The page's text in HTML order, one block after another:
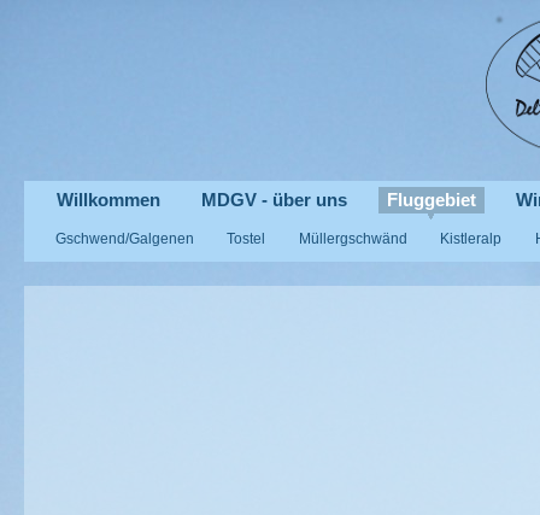
Willkommen MDGV - über uns Fluggebiet
Gschwend/Galgenen Tostel Müllergschwänd Kistleralp